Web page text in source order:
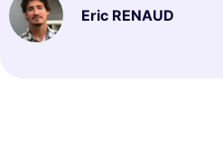
Eric RENAUD